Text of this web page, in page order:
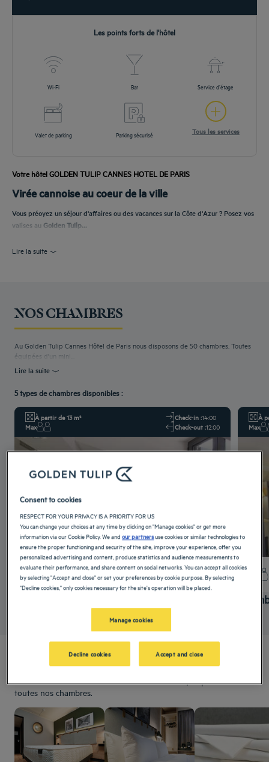
Les points forts de l'hôtel
Wi-Fi Bar Service d’étage
Valet de parking Parking sécurisé Tous les services
Votre hôtel GOLDEN TULIP CANNES HOTEL DE PARIS
Virée cannoise au coeur de la ville
Vous préoyez un séjour d'affaires ou des vacances sur la Côte d'Azur ? Posez vos
valises au Golden Tulip...
Lire la suite
NOS CHAMBRES
Au Golden Tulip Cannes Hôtel de Paris nous disposons de 50 chambres. Toutes
équipées d'un mini...
Lire la suite
5 types de chambres disponibles :
À partir de 13 m²
Max
Check-in :14:00
Check-out :12:00
+ d'infos
À
Max
Toujours surclassés !
Découvrez nos nouveaux standards de confort, disponibles dans
toutes nos chambres.
Consent to cookies
RESPECT FOR YOUR PRIVACY IS A PRIORITY FOR US
You can change your choices at any time by clicking on "Manage cookies" or get more
information via our Cookie Policy. We andour partnersuse cookies or similar technologies to
ensure the proper functioning and security of the site, improve your experience, offer you
personalized advertising and content, produce statistics and audience measurements to
evaluate their performance, and share content on social networks. You can accept all cookies
by selecting "Accept and close" or set your preferences by cookie purpose. By selecting
"Decline cookies," only cookies necessary for the site's operation will be placed.
Manage cookies
Decline cookies Accept and close